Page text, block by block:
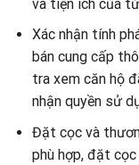
và tiện ích của
Xác nhận tính
bán cung cấp
tra xem căn hộ
nhận quyền sử
Đặt cọc và
phù hợp, đặt